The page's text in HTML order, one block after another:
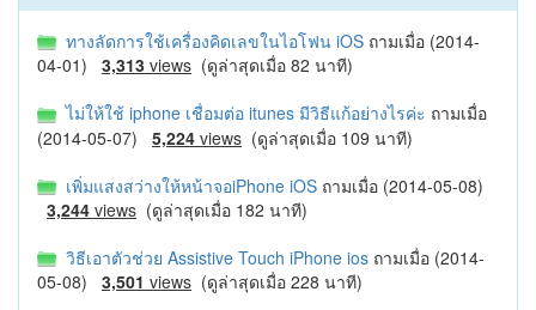
ทางลัดการใช้เครื่องคิดเลขในไอโฟน iOS ถามเมื่อ (2014-
04-01) 3,313 views (ดูล่าสุดเมื่อ 82 นาที)
ไม่ให้ใช้ iphone เชื่อมต่อ itunes มีวิธีแก้อย่างไรค่ะ ถามเมื่อ
(2014-05-07) 5,224 views (ดูล่าสุดเมื่อ 109 นาที)
เพิ่มแสงสว่างให้หน้าจอiPhone iOS ถามเมื่อ (2014-05-08)
3,244 views (ดูล่าสุดเมื่อ 182 นาที)
วิธีเอาตัวช่วย Assistive Touch iPhone ios ถามเมื่อ (2014-
05-08) 3,501 views (ดูล่าสุดเมื่อ 228 นาที)